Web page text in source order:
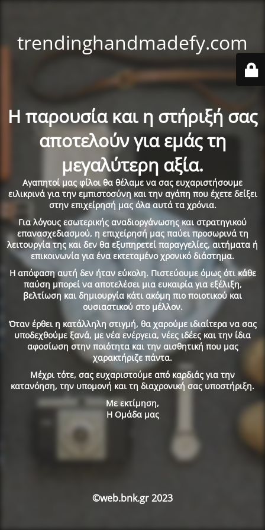
trendinghandmadefy.com
Η παρουσία και η στήριξή σας
αποτελούν για εμάς τη
μεγαλύτερη αξία.
Αγαπητοί μας φίλοι θα θέλαμε να σας ευχαριστήσουμε
ειλικρινά για την εμπιστοσύνη και την αγάπη που έχετε δείξει
στην επιχείρησή μας όλα αυτά τα χρόνια.
Για λόγους εσωτερικής αναδιοργάνωσης και στρατηγικού
επανασχεδιασμού, η επιχείρησή μας παύει προσωρινά τη
λειτουργία της και δεν θα εξυπηρετεί παραγγελίες, αιτήματα ή
επικοινωνία για ένα εκτεταμένο χρονικό διάστημα.
Η απόφαση αυτή δεν ήταν εύκολη. Πιστεύουμε όμως ότι κάθε
παύση μπορεί να αποτελέσει μια ευκαιρία για εξέλιξη,
βελτίωση και δημιουργία κάτι ακόμη πιο ποιοτικού και
ουσιαστικού στο μέλλον.
Όταν έρθει η κατάλληλη στιγμή, θα χαρούμε ιδιαίτερα να σας
υποδεχθούμε ξανά, με νέα ενέργεια, νέες ιδέες και την ίδια
αφοσίωση στην ποιότητα και την αισθητική που μας
χαρακτήριζε πάντα.
Μέχρι τότε, σας ευχαριστούμε από καρδιάς για την
κατανόηση, την υπομονή και τη διαχρονική σας υποστήριξη.
Με εκτίμηση,
Η Ομάδα μας
©web.bnk.gr 2023